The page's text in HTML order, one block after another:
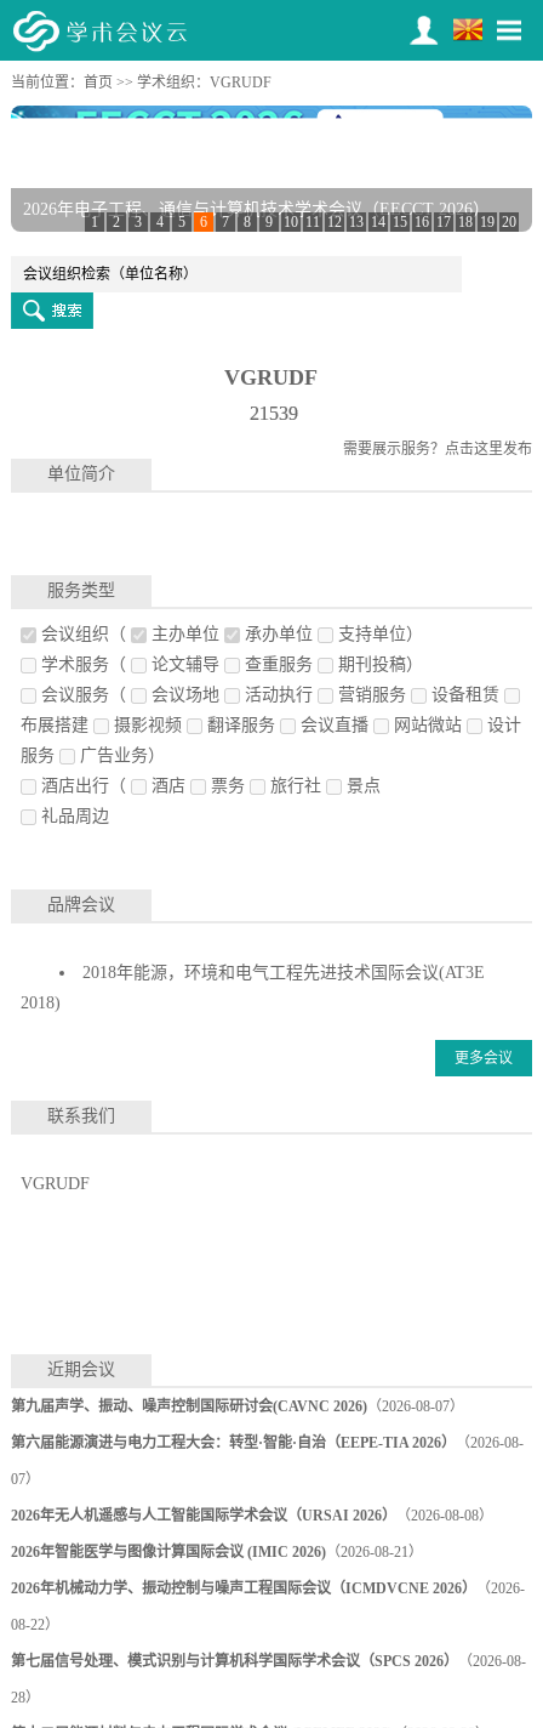
当前位置： 首页 >> 学术组织 ：VGRUDF
2026年电子工程、通信与计算机技术学术会议（EECCT 2026）
第三届岩土力学与水工结构国际学术会议（GHS 2026）
1 2 3 4 5 6 7 8 9 10 11 12 13 14 15 16 17 18 19 20
VGRUDF
21539
需要展示服务？ 点击这里发布
单位简介
服务类型
会议组织 （ 主办单位 承办单位
支持单位）
学术服务（ 论文辅导 查重服务
期刊投稿）
会议服务（ 会议场地 活动执行 营销服务
设备租赁
布展搭建
摄影视频 翻译服务 会议直播 网站微站
设计
服务
广告业务）
酒店出行（ 酒店 票务 旅行社
景点
礼品周边
品牌会议
2018年能源，环境和电气工程先进技术国际会议(AT3E
2018)
更多会议
联系我们
VGRUDF
近期会议
第九届声学、振动、噪声控制国际研讨会(CAVNC 2026)（2026-08-07）
第六届能源演进与电力工程大会：转型·智能·自治（EEPE-TIA 2026） （2026-08-
07）
2026年无人机遥感与人工智能国际学术会议（URSAI 2026） （2026-08-08）
2026年智能医学与图像计算国际会议 (IMIC 2026)（2026-08-21）
2026年机械动力学、振动控制与噪声工程国际会议（ICMDVCNE 2026） （2026-
08-22）
第七届信号处理、模式识别与计算机科学国际学术会议（SPCS 2026） （2026-08-
28）